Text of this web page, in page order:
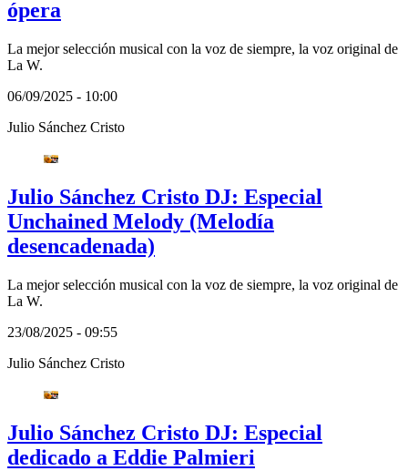
ópera
La mejor selección musical con la voz de siempre, la voz original de
La W.
06/09/2025 - 10:00
Julio Sánchez Cristo
Julio Sánchez Cristo DJ: Especial
Unchained Melody (Melodía
desencadenada)
La mejor selección musical con la voz de siempre, la voz original de
La W.
23/08/2025 - 09:55
Julio Sánchez Cristo
Julio Sánchez Cristo DJ: Especial
dedicado a Eddie Palmieri